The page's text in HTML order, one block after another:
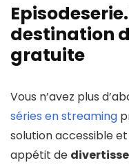
destination
gratuite
Vous n’avez plus
séries en streaming
solution accessible
appétit de